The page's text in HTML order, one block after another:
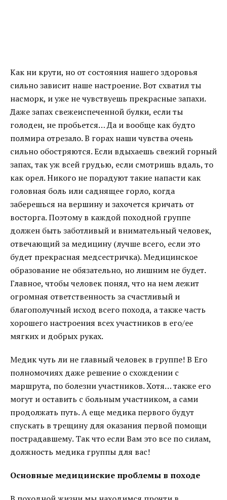
Как ни крути, но от состояния нашего здоровья
сильно зависит наше настроение. Вот схватил ты
насморк, и уже не чувствуешь прекрасные запахи.
Даже запах свежеиспеченной булки, если ты
голоден, не пробьется… Да и вообще как будто
полмира отрезало. В горах наши чувства очень
сильно обостряются. Если вдыхаешь свежий горный
запах, так уж всей грудью, если смотришь вдаль, то
как орел. Никого не порадуют такие напасти как
головная боль или саднящее горло, когда
заберешься на вершину и захочется кричать от
восторга. Поэтому в каждой походной группе
должен быть заботливый и внимательный человек,
отвечающий за медицину (лучше всего, если это
будет прекрасная медсестричка). Медицинское
образование не обязательно, но лишним не будет.
Главное, чтобы человек понял, что на нем лежит
огромная ответственность за счастливый и
благополучный исход всего похода, а также часть
хорошего настроения всех участников в его/ее
мягких и добрых руках.
Медик чуть ли не главный человек в группе! В Его
полномочиях даже решение о схождении с
маршрута, по болезни участников. Хотя… также его
могут и оставить с больным участником, а сами
продолжать путь. А еще медика первого будут
спускать в трещину для оказания первой помощи
пострадавшему. Так что если Вам это все по силам,
должность медика группы для вас!
Основные медицинские проблемы в походе